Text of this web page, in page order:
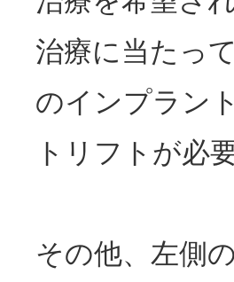
治療に当たっ
のインプラン
トリフトが必
その他、左側